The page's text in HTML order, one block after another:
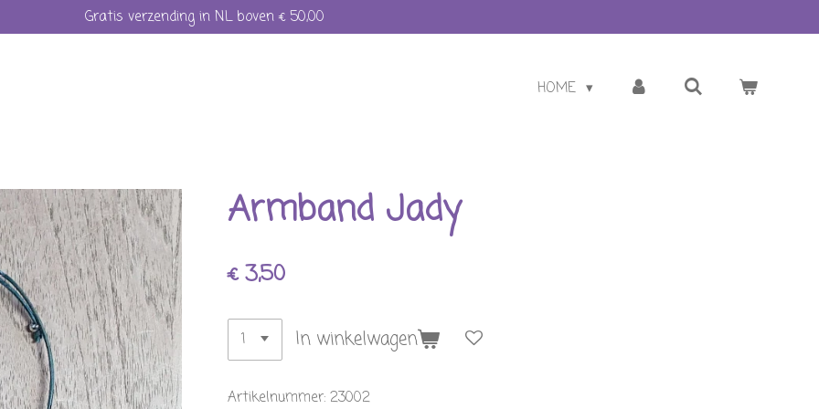
Gratis verzending in NL boven € 50,00
HOME
Armband Jady
€ 3,50
In winkelwagen
Artikelnummer: 23002